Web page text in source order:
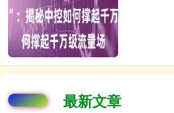
最新文章